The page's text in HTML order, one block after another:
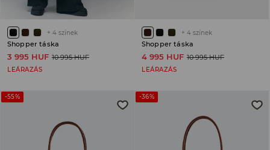
+ 4 színek
Shopper táska
3 995 HUF 10 995 HUF
LEÁRAZÁS
+ 4 színek
Shopper táska
4 995 HUF 10 995 HUF
LEÁRAZÁS
-55% -36%